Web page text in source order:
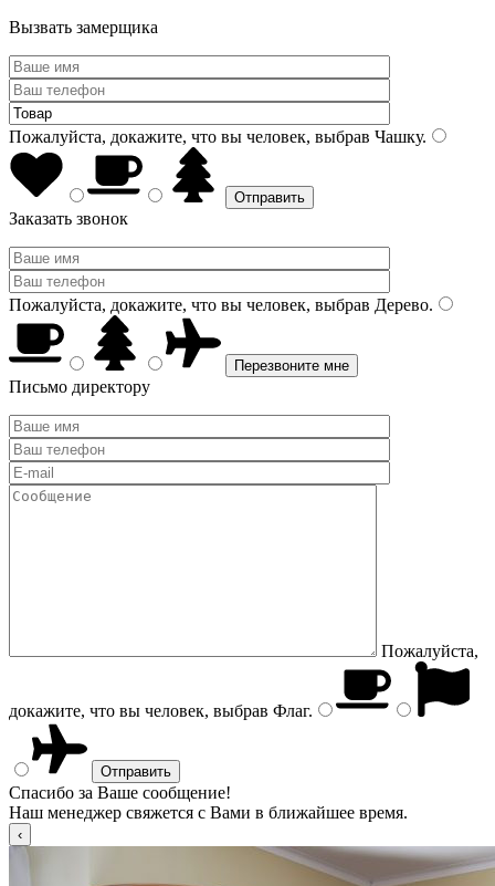
Вызвать замерщика
Пожалуйста, докажите, что вы человек, выбрав Чашку.
Заказать звонок
Пожалуйста, докажите, что вы человек, выбрав Дерево.
Письмо директору
Пожалуйста,
докажите, что вы человек, выбрав Флаг.
Спасибо за Ваше сообщение!
Наш менеджер свяжется с Вами в ближайшее время.